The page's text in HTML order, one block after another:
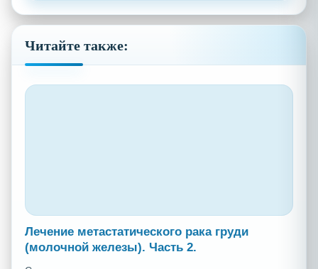
Читайте также:
Лечение метастатического рака груди
(молочной железы). Часть 2.